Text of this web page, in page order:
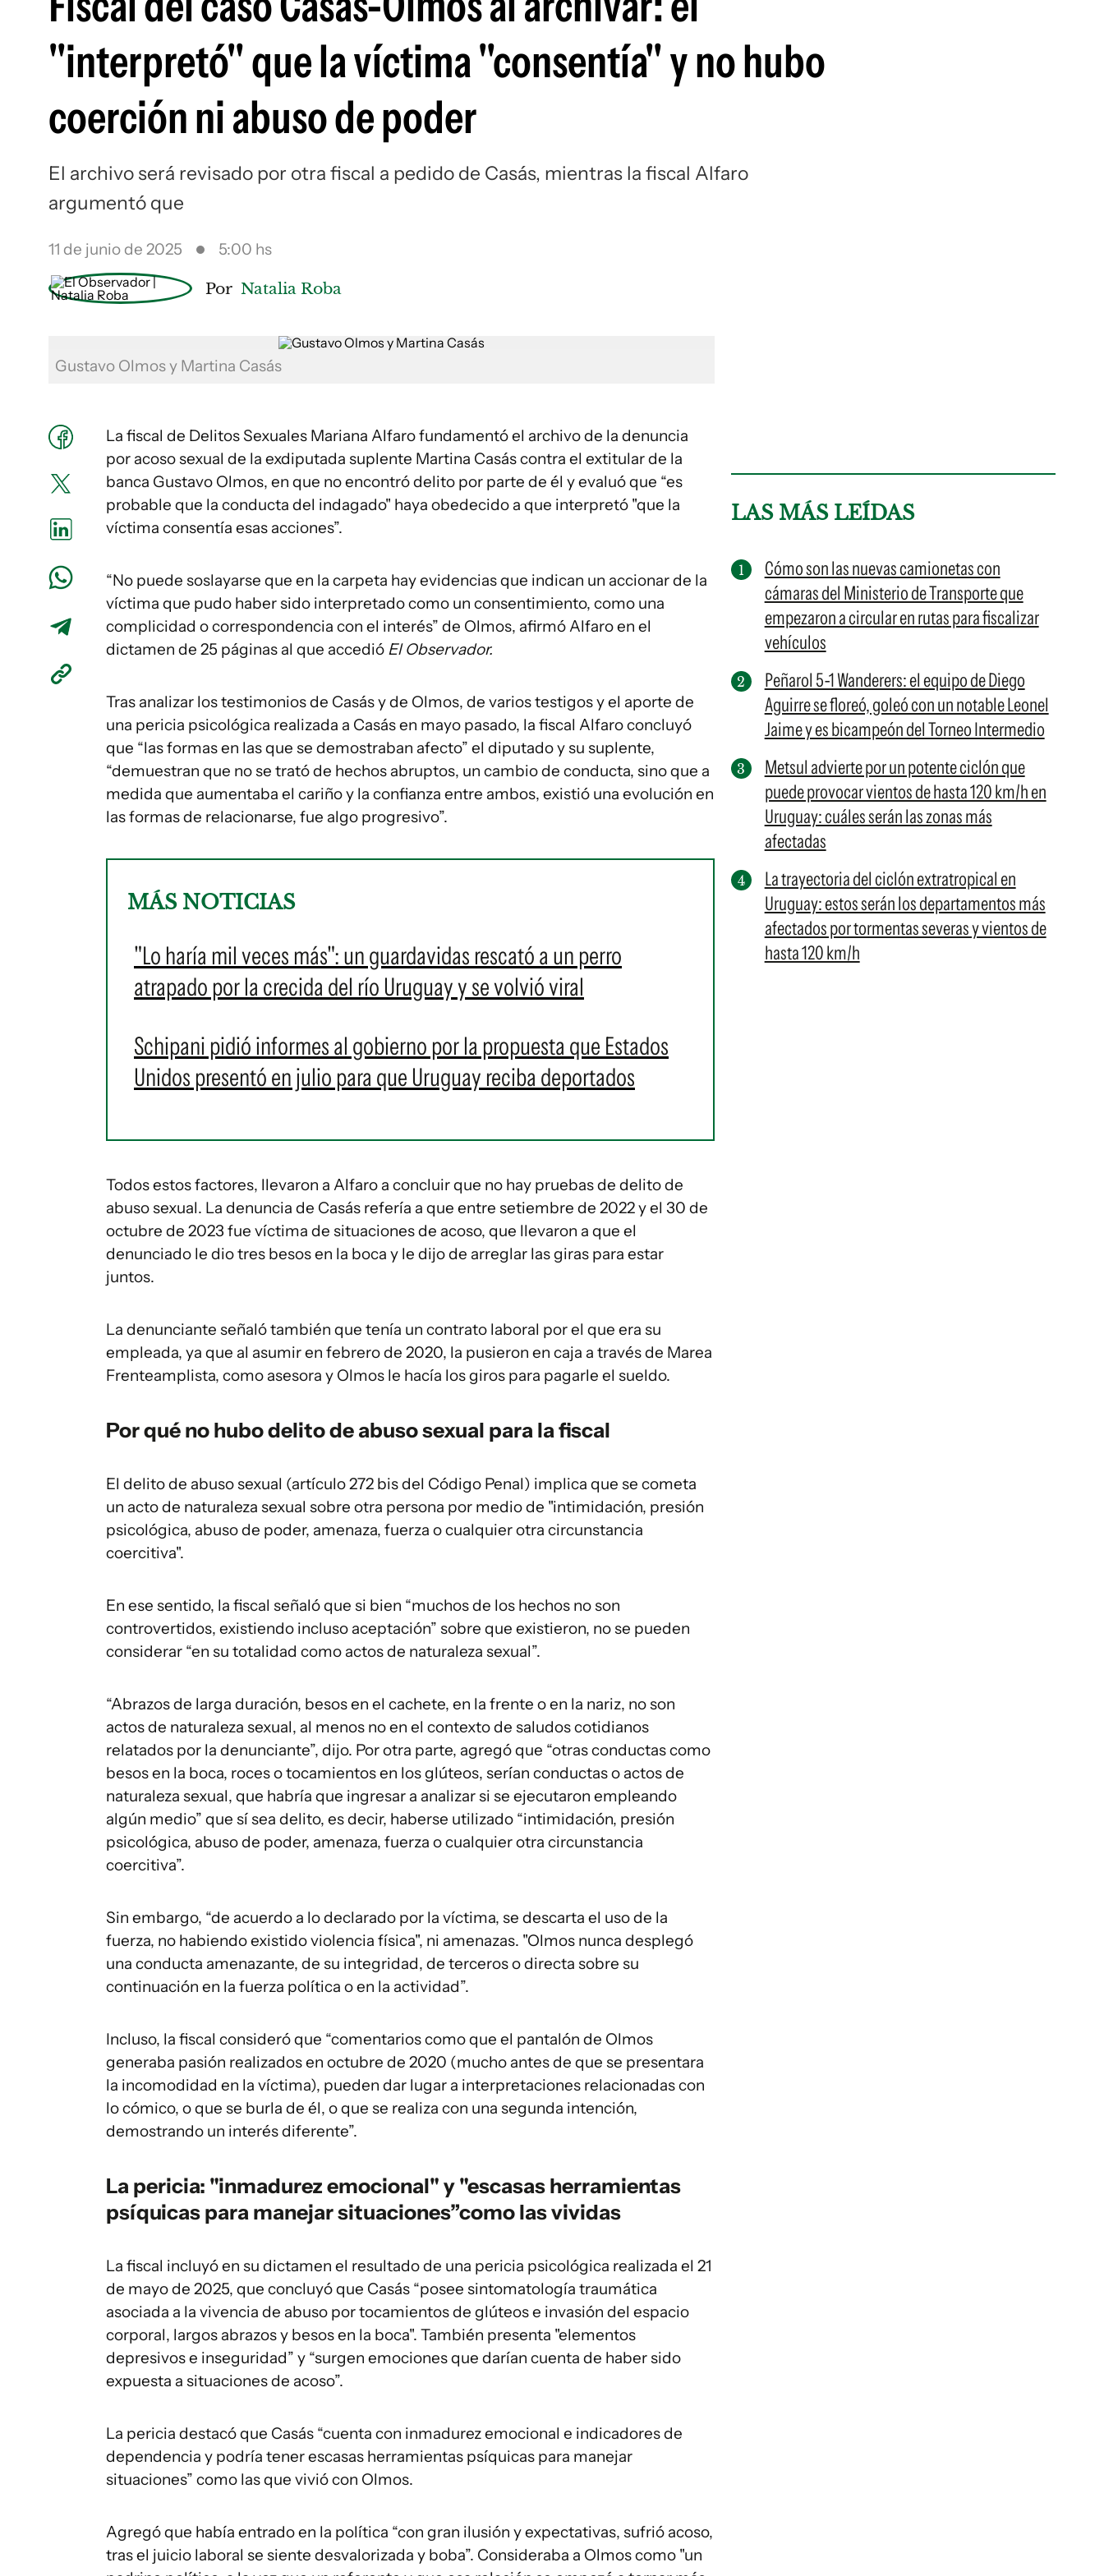
"interpretó" que la víctima "consentía" y no hubo
coerción ni abuso de poder
El archivo será revisado por otra fiscal a pedido de Casás, mientras la fiscal Alfaro
argumentó que
11 de junio de 2025 5:00 hs
Por Natalia Roba
Gustavo Olmos y Martina Casás
La fiscal de Delitos Sexuales Mariana Alfaro fundamentó el archivo de la denuncia
por acoso sexual de la exdiputada suplente Martina Casás contra el extitular de la
banca Gustavo Olmos, en que no encontró delito por parte de él y evaluó que “es
probable que la conducta del indagado" haya obedecido a que interpretó "que la
víctima consentía esas acciones”.
“No puede soslayarse que en la carpeta hay evidencias que indican un accionar de la
víctima que pudo haber sido interpretado como un consentimiento, como una
complicidad o correspondencia con el interés” de Olmos, afirmó Alfaro en el
dictamen de 25 páginas al que accedió El Observador.
Tras analizar los testimonios de Casás y de Olmos, de varios testigos y el aporte de
una pericia psicológica realizada a Casás en mayo pasado, la fiscal Alfaro concluyó
que “las formas en las que se demostraban afecto” el diputado y su suplente,
“demuestran que no se trató de hechos abruptos, un cambio de conducta, sino que a
medida que aumentaba el cariño y la confianza entre ambos, existió una evolución en
las formas de relacionarse, fue algo progresivo”.
MÁS NOTICIAS
"Lo haría mil veces más": un guardavidas rescató a un perro
atrapado por la crecida del río Uruguay y se volvió viral
Schipani pidió informes al gobierno por la propuesta que Estados
Unidos presentó en julio para que Uruguay reciba deportados
Todos estos factores, llevaron a Alfaro a concluir que no hay pruebas de delito de
abuso sexual. La denuncia de Casás refería a que entre setiembre de 2022 y el 30 de
octubre de 2023 fue víctima de situaciones de acoso, que llevaron a que el
denunciado le dio tres besos en la boca y le dijo de arreglar las giras para estar
juntos.
La denunciante señaló también que tenía un contrato laboral por el que era su
empleada, ya que al asumir en febrero de 2020, la pusieron en caja a través de Marea
Frenteamplista, como asesora y Olmos le hacía los giros para pagarle el sueldo.
Por qué no hubo delito de abuso sexual para la fiscal
El delito de abuso sexual (artículo 272 bis del Código Penal) implica que se cometa
un acto de naturaleza sexual sobre otra persona por medio de "intimidación, presión
psicológica, abuso de poder, amenaza, fuerza o cualquier otra circunstancia
coercitiva".
En ese sentido, la fiscal señaló que si bien “muchos de los hechos no son
controvertidos, existiendo incluso aceptación” sobre que existieron, no se pueden
considerar “en su totalidad como actos de naturaleza sexual”.
“Abrazos de larga duración, besos en el cachete, en la frente o en la nariz, no son
actos de naturaleza sexual, al menos no en el contexto de saludos cotidianos
relatados por la denunciante”, dijo. Por otra parte, agregó que “otras conductas como
besos en la boca, roces o tocamientos en los glúteos, serían conductas o actos de
naturaleza sexual, que habría que ingresar a analizar si se ejecutaron empleando
algún medio” que sí sea delito, es decir, haberse utilizado “intimidación, presión
psicológica, abuso de poder, amenaza, fuerza o cualquier otra circunstancia
coercitiva”.
Sin embargo, “de acuerdo a lo declarado por la víctima, se descarta el uso de la
fuerza, no habiendo existido violencia física", ni amenazas. "Olmos nunca desplegó
una conducta amenazante, de su integridad, de terceros o directa sobre su
continuación en la fuerza política o en la actividad”.
Incluso, la fiscal consideró que “comentarios como que el pantalón de Olmos
generaba pasión realizados en octubre de 2020 (mucho antes de que se presentara
la incomodidad en la víctima), pueden dar lugar a interpretaciones relacionadas con
lo cómico, o que se burla de él, o que se realiza con una segunda intención,
demostrando un interés diferente”.
La pericia: "inmadurez emocional" y "escasas herramientas
psíquicas para manejar situaciones”como las vividas
La fiscal incluyó en su dictamen el resultado de una pericia psicológica realizada el 21
de mayo de 2025, que concluyó que Casás “posee sintomatología traumática
asociada a la vivencia de abuso por tocamientos de glúteos e invasión del espacio
corporal, largos abrazos y besos en la boca". También presenta "elementos
depresivos e inseguridad” y “surgen emociones que darían cuenta de haber sido
expuesta a situaciones de acoso”.
La pericia destacó que Casás “cuenta con inmadurez emocional e indicadores de
dependencia y podría tener escasas herramientas psíquicas para manejar
situaciones” como las que vivió con Olmos.
Agregó que había entrado en la política “con gran ilusión y expectativas, sufrió acoso,
tras el juicio laboral se siente desvalorizada y boba”. Consideraba a Olmos como "un
LAS MÁS LEÍDAS
Cómo son las nuevas camionetas con
cámaras del Ministerio de Transporte que
empezaron a circular en rutas para fiscalizar
vehículos
Peñarol 5-1 Wanderers: el equipo de Diego
Aguirre se floreó, goleó con un notable Leonel
Jaime y es bicampeón del Torneo Intermedio
Metsul advierte por un potente ciclón que
puede provocar vientos de hasta 120 km/h en
Uruguay: cuáles serán las zonas más
afectadas
La trayectoria del ciclón extratropical en
Uruguay: estos serán los departamentos más
afectados por tormentas severas y vientos de
hasta 120 km/h